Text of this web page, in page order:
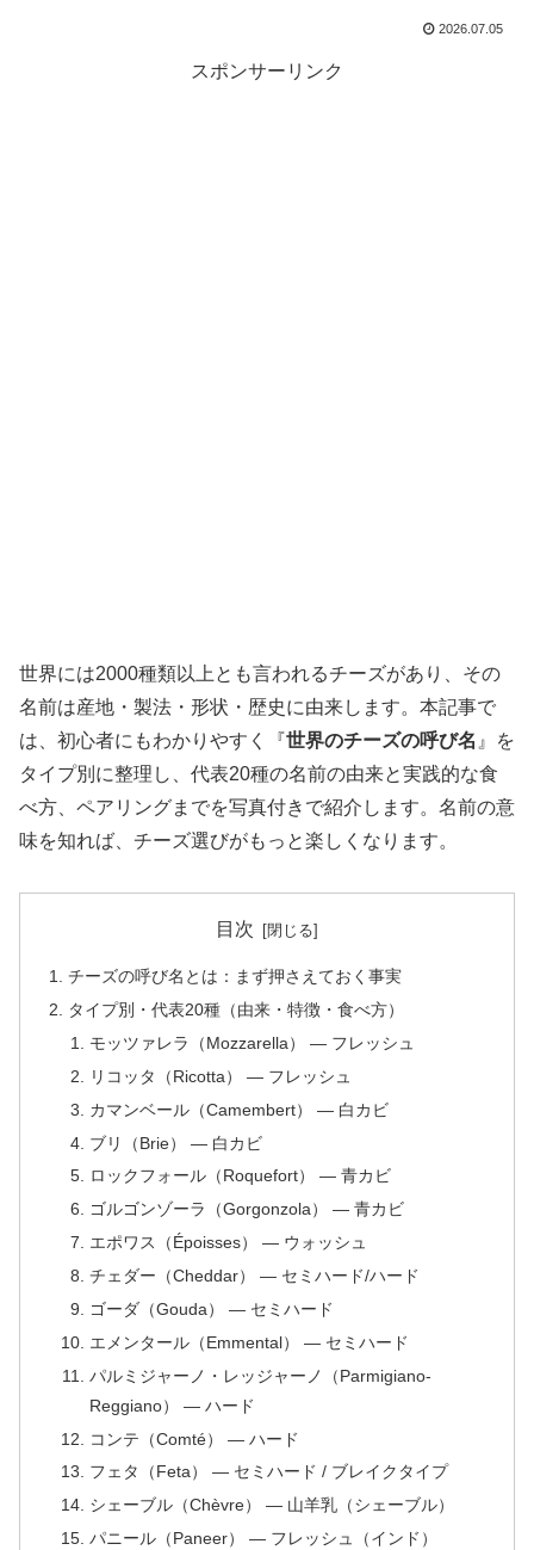
2026.07.05
スポンサーリンク
世界には2000種類以上とも言われるチーズがあり、その
名前は産地・製法・形状・歴史に由来します。本記事で
は、初心者にもわかりやすく『世界のチーズの呼び名 』を
タイプ別に整理し、代表20種の名前の由来と実践的な食
べ方、ペアリングまでを写真付きで紹介します。名前の意
味を知れば、チーズ選びがもっと楽しくなります。
目次
チーズの呼び名とは：まず押さえておく事実
タイプ別・代表20種（由来・特徴・食べ方）
モッツァレラ（Mozzarella） — フレッシュ
リコッタ（Ricotta） — フレッシュ
カマンベール（Camembert） — 白カビ
ブリ（Brie） — 白カビ
ロックフォール（Roquefort） — 青カビ
ゴルゴンゾーラ（Gorgonzola） — 青カビ
エポワス（Époisses） — ウォッシュ
チェダー（Cheddar） — セミハード/ハード
ゴーダ（Gouda） — セミハード
エメンタール（Emmental） — セミハード
パルミジャーノ・レッジャーノ（Parmigiano-
Reggiano） — ハード
コンテ（Comté） — ハード
フェタ（Feta） — セミハード / ブレイクタイプ
シェーブル（Chèvre） — 山羊乳（シェーブル）
パニール（Paneer） — フレッシュ（インド）